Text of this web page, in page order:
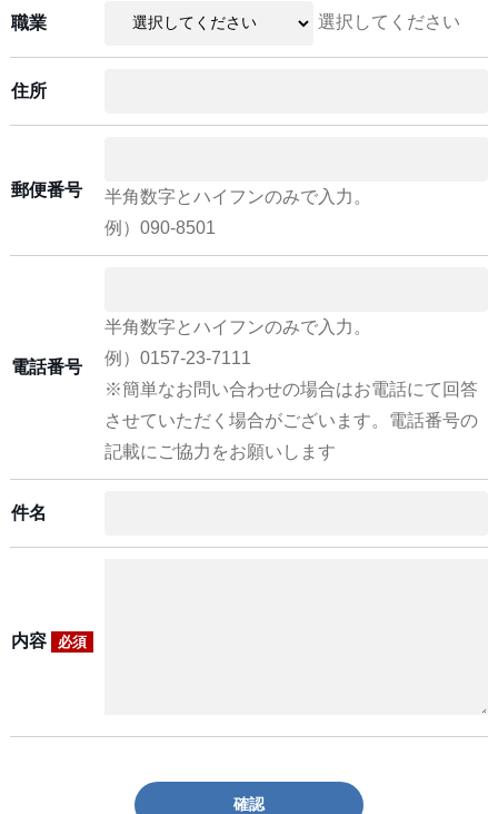
職業 選択してください
住所
郵便番号
半角数字とハイフンのみで入力。
例）090-8501
電話番号
半角数字とハイフンのみで入力。
例）0157-23-7111
※簡単なお問い合わせの場合はお電話にて回答
させていただく場合がございます。電話番号の
記載にご協力をお願いします
件名
内容 必須
確認